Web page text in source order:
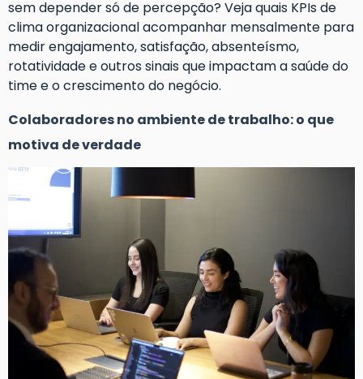
sem depender só de percepção? Veja quais KPIs de
clima organizacional acompanhar mensalmente para
medir engajamento, satisfação, absenteísmo,
rotatividade e outros sinais que impactam a saúde do
time e o crescimento do negócio.
Colaboradores no ambiente de trabalho: o que
motiva de verdade